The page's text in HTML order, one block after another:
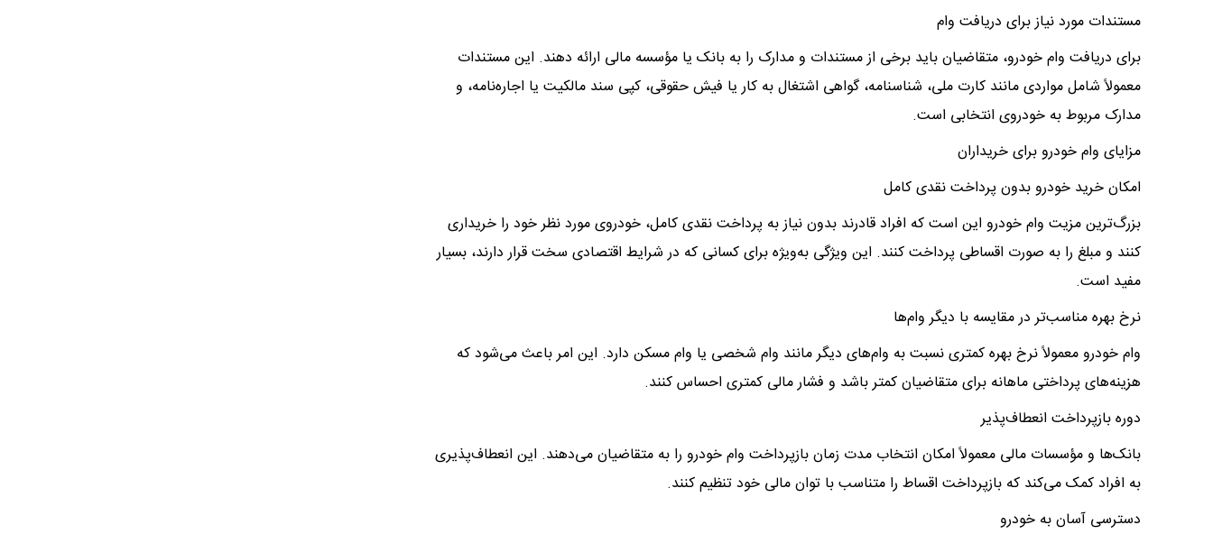
مستندات مورد نیاز برای دریافت وام
برای دریافت وام خودرو، متقاضیان باید برخی از مستندات و مدارک را به بانک یا مؤسسه مالی ارائه دهند. این مستندات
معمولاً شامل مواردی مانند کارت ملی، شناسنامه، گواهی اشتغال به کار یا فیش حقوقی، کپی سند مالکیت یا اجاره‌نامه، و
مدارک مربوط به خودروی انتخابی است.
مزایای وام خودرو برای خریداران
امکان خرید خودرو بدون پرداخت نقدی کامل
بزرگ‌ترین مزیت وام خودرو این است که افراد قادرند بدون نیاز به پرداخت نقدی کامل، خودروی مورد نظر خود را خریداری
کنند و مبلغ را به صورت اقساطی پرداخت کنند. این ویژگی به‌ویژه برای کسانی که در شرایط اقتصادی سخت قرار دارند، بسیار
مفید است.
نرخ بهره مناسب‌تر در مقایسه با دیگر وام‌ها
وام خودرو معمولاً نرخ بهره کمتری نسبت به وام‌های دیگر مانند وام شخصی یا وام مسکن دارد. این امر باعث می‌شود که
هزینه‌های پرداختی ماهانه برای متقاضیان کمتر باشد و فشار مالی کمتری احساس کنند.
دوره بازپرداخت انعطاف‌پذیر
بانک‌ها و مؤسسات مالی معمولاً امکان انتخاب مدت زمان بازپرداخت وام خودرو را به متقاضیان می‌دهند. این انعطاف‌پذیری
به افراد کمک می‌کند که بازپرداخت اقساط را متناسب با توان مالی خود تنظیم کنند.
دسترسی آسان به خودرو